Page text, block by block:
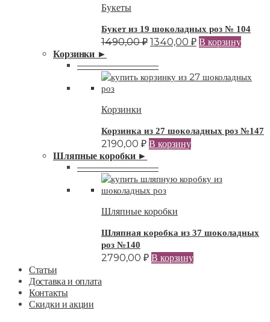
Букеты
Букет из 19 шоколадных роз № 104
1490,00₽ 1340,00 ₽ В корзину
Корзинки ►
—————————
Корзинки
Корзинка из 27 шоколадных роз №147
2190,00 ₽ В корзину
Шляпные коробки ►
—————————
Шляпные коробки
Шляпная коробка из 37 шоколадных
роз №140
2790,00 ₽ В корзину
Статьи
Доставка и оплата
Контакты
Скидки и акции